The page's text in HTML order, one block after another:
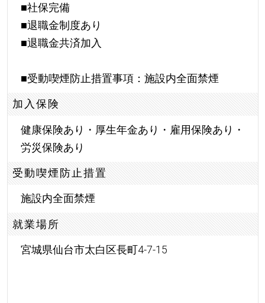
■社保完備
■退職金制度あり
■退職金共済加入
■受動喫煙防止措置事項：施設内全面禁煙
加入保険
健康保険あり・厚生年金あり・雇用保険あり・
労災保険あり
受動喫煙防止措置
施設内全面禁煙
就業場所
宮城県仙台市太白区長町4-7-15